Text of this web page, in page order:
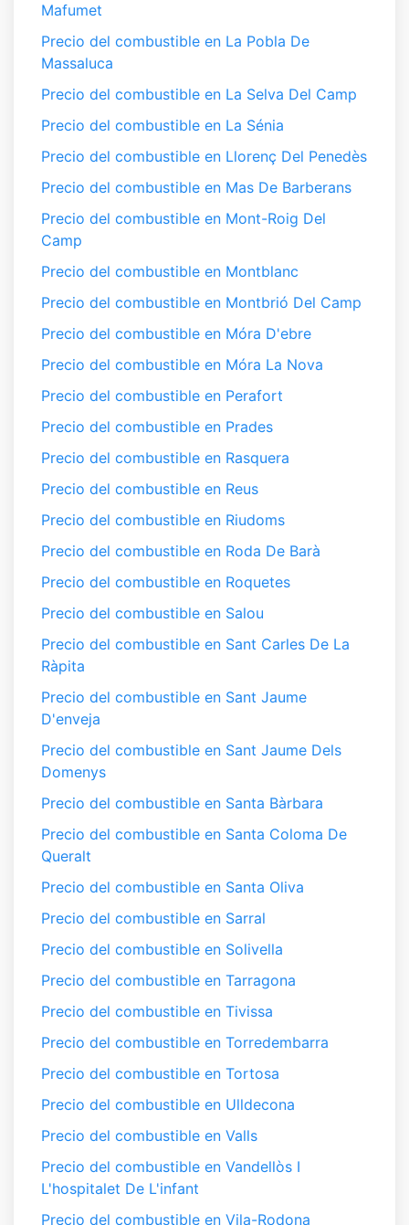
Mafumet
Precio del combustible en La Pobla De
Massaluca
Precio del combustible en La Selva Del Camp
Precio del combustible en La Sénia
Precio del combustible en Llorenç Del Penedès
Precio del combustible en Mas De Barberans
Precio del combustible en Mont-Roig Del
Camp
Precio del combustible en Montblanc
Precio del combustible en Montbrió Del Camp
Precio del combustible en Móra D'ebre
Precio del combustible en Móra La Nova
Precio del combustible en Perafort
Precio del combustible en Prades
Precio del combustible en Rasquera
Precio del combustible en Reus
Precio del combustible en Riudoms
Precio del combustible en Roda De Barà
Precio del combustible en Roquetes
Precio del combustible en Salou
Precio del combustible en Sant Carles De La
Ràpita
Precio del combustible en Sant Jaume
D'enveja
Precio del combustible en Sant Jaume Dels
Domenys
Precio del combustible en Santa Bàrbara
Precio del combustible en Santa Coloma De
Queralt
Precio del combustible en Santa Oliva
Precio del combustible en Sarral
Precio del combustible en Solivella
Precio del combustible en Tarragona
Precio del combustible en Tivissa
Precio del combustible en Torredembarra
Precio del combustible en Tortosa
Precio del combustible en Ulldecona
Precio del combustible en Valls
Precio del combustible en Vandellòs I
L'hospitalet De L'infant
Precio del combustible en Vila-Rodona